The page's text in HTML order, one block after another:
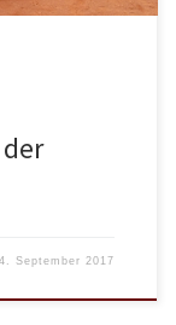
4. September 2017